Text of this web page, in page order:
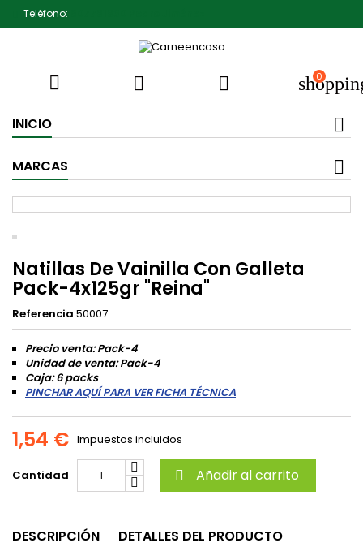
Teléfono:
   0
INICIO
MARCAS
Natillas De Vainilla Con Galleta
Pack-4x125gr "Reina"
Referencia 50007
Precio venta: Pack-4
Unidad de venta: Pack-4
Caja: 6 packs
PINCHAR AQUÍ PARA VER FICHA TÉCNICA
1,54 € Impuestos incluidos
Cantidad  Añadir al carrito
DESCRIPCIÓN DETALLES DEL PRODUCTO